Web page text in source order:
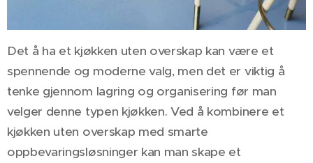
Det å ha et kjøkken uten overskap kan være et
spennende og moderne valg, men det er viktig å
tenke gjennom lagring og organisering før man
velger denne typen kjøkken. Ved å kombinere et
kjøkken uten overskap med smarte
oppbevaringsløsninger kan man skape et